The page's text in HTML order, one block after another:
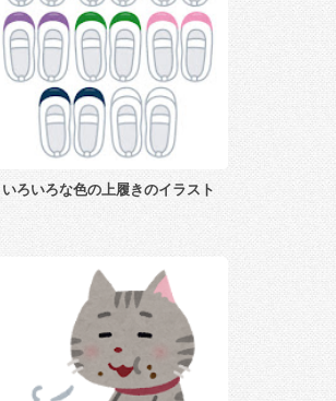
いろいろな色の上履きのイラスト